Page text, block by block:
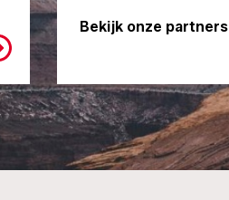
Bekijk onze partners